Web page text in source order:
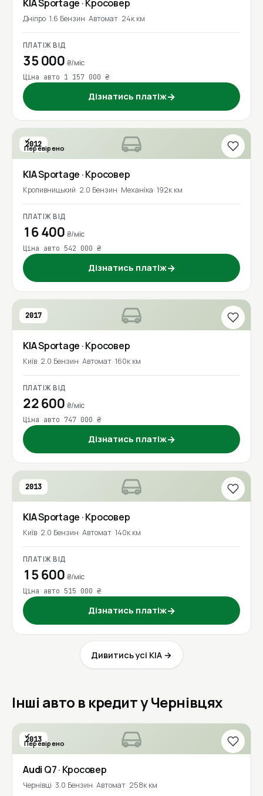
KIASportage · Кросовер
Дніпро 1.6 Бензин Автомат 24к км
ПЛАТІЖ ВІД
35 000 ₴/міс
Ціна авто 1 157 000 ₴
Дізнатись платіж→
2012
Перевірено
KIASportage · Кросовер
Кропивницький 2.0 Бензин Механіка 192к км
ПЛАТІЖ ВІД
16 400 ₴/міс
Ціна авто 542 000 ₴
Дізнатись платіж→
2017
KIASportage · Кросовер
Київ 2.0 Бензин Автомат 160к км
ПЛАТІЖ ВІД
22 600 ₴/міс
Ціна авто 747 000 ₴
Дізнатись платіж→
2013
KIASportage · Кросовер
Київ 2.0 Бензин Автомат 140к км
ПЛАТІЖ ВІД
15 600 ₴/міс
Ціна авто 515 000 ₴
Дізнатись платіж→
Дивитись усі KIA →
Інші авто в кредит у Чернівцях
2013
Перевірено
Audi Q7· Кросовер
Чернівці 3.0 Бензин Автомат 258к км